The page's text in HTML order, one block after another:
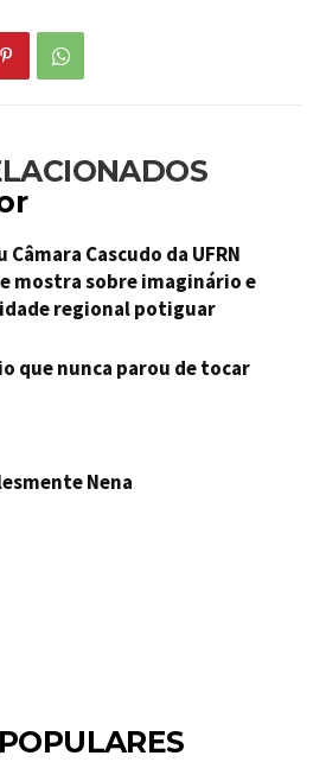
Câmara Cascudo da UFRN
mostra sobre imaginário e
regional potiguar
que nunca parou de tocar
Nena